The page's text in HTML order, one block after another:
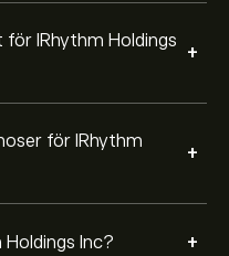
IRhythm Holdings
+
för IRhythm
+
Inc? +